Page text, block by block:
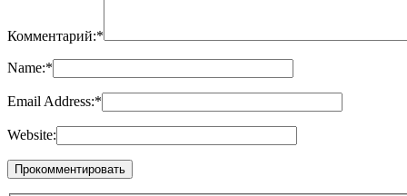
Комментарий:*
Name:*
Email Address:*
Website: